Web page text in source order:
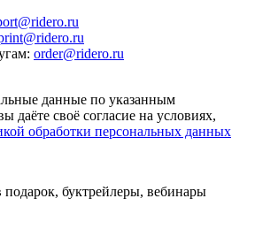
: order@ridero.ru
данные по указанным
даёте своё согласие на условиях,
обработки персональных данных
буктрейлеры, вебинары